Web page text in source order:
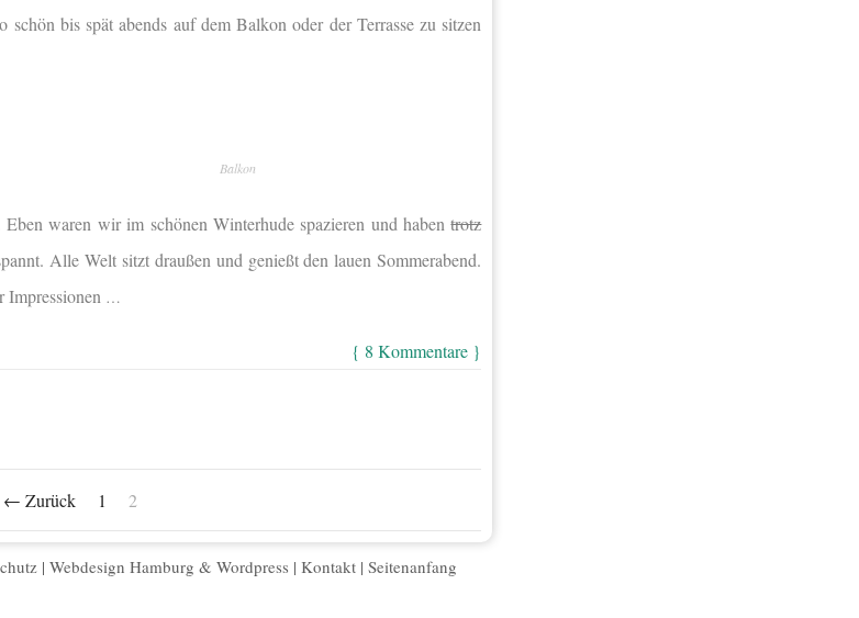
bis spät abends auf dem Balkon oder der Terrasse zu sitzen
Balkon
waren wir im schönen Winterhude spazieren und habentrotz
Alle Welt sitzt draußen und genießt den lauen Sommerabend.
Impressionen …
{ 8 Kommentare }
← Zurück 1 2
| Webdesign Hamburg & Wordpress | Kontakt | Seitenanfang